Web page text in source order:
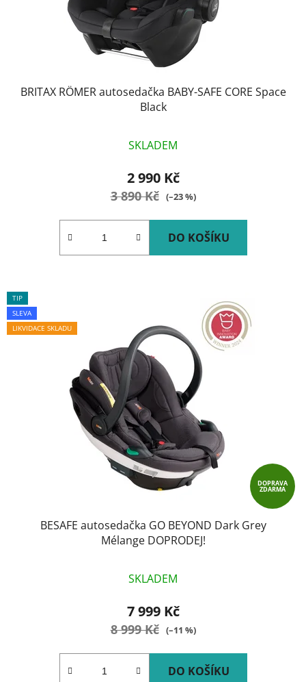
BRITAX RÖMER autosedačka BABY-SAFE CORE Space
Black
SKLADEM
2 990 Kč
3 890 Kč (–23 %)
DO KOŠÍKU
TIP
SLEVA
LIKVIDACE SKLADU
DOPRAVA
ZDARMA
BESAFE autosedačka GO BEYOND Dark Grey
Mélange DOPRODEJ!
SKLADEM
7 999 Kč
8 999 Kč (–11 %)
DO KOŠÍKU